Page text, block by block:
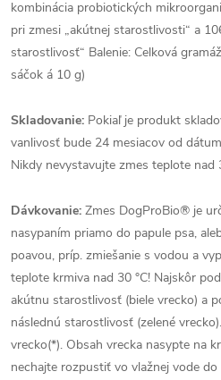
kombinácia probiotických
pri zmesi „akútnej starostlivosti“ a
starostlivosť“ Balenie: Celková
sáčok á 10 g)
Skladovanie: Pokiaľ je produkt
vanlivosť bude 24 mesiacov od
Nikdy nevystavujte zmes teplote nad
Dávkovanie: Zmes DogProBio® je
nasypaním priamo do papule psa,
poavou, príp. zmiešanie s vodou a
teplote krmiva nad 30 °C! Najskôr
akútnu starostlivosť (biele vrecko) a
následnú starostlivosť (zelené
vrecko(*). Obsah vrecka nasypte na
nechajte rozpustiť vo vlažnej vode